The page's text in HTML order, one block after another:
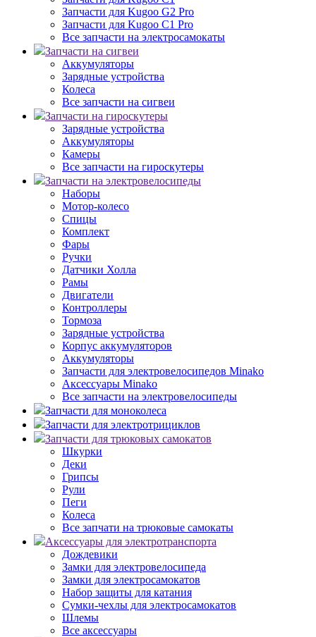
Запчасти для Kugoo G2 Pro
Запчасти для Kugoo C1 Pro
Все запчасти на электросамокаты
Запчасти на сигвеи
Аккумуляторы
Зарядные устройства
Колеса
Все запчасти на сигвеи
Запчасти на гироскутеры
Зарядные устройства
Аккумуляторы
Камеры
Все запчасти на гироскутеры
Запчасти на электровелосипеды
Наборы
Мотор-колесо
Спицы
Комплект
Фары
Ручки
Датчики Холла
Рамы
Двигатели
Контроллеры
Тормоза
Зарядные устройства
Корпус аккумуляторов
Аккумуляторы
Запчасти для электровелосипедов Minako
Аксессуары Minako
Все запчасти на электровелосипеды
Запчасти для моноколеса
Запчасти для электротрициклов
Запчасти для трюковых самокатов
Шкурки
Деки
Грипсы
Рули
Пеги
Колеса
Все запчати на трюковые самокаты
Аксессуары для электротранспорта
Дождевики
Замки для электровелосипеда
Замки для электросамокатов
Набор защиты для катания
Сумки-чехлы для электросамокатов
Шлемы
Все аксессуары